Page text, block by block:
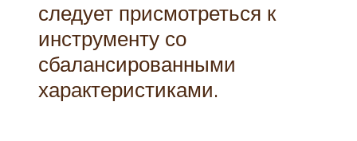
следует присмотреться к
инструменту со
сбалансированными
характеристиками.